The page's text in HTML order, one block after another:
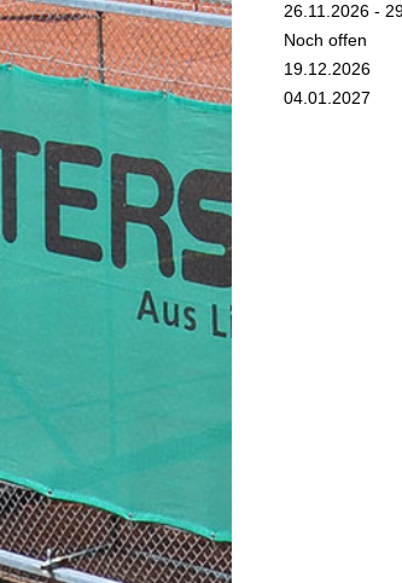
26.11.2026 -
Noch offen
19.12.2026
04.01.2027